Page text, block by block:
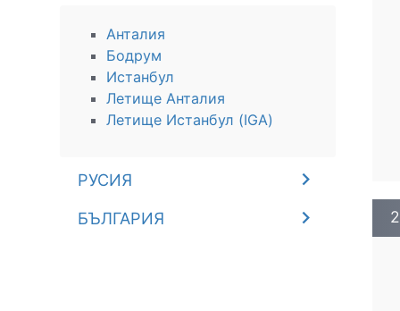
Анталия
Бодрум
Истанбул
Летище Анталия
Летище Истанбул (IGA)
РУСИЯ
БЪЛГАРИЯ